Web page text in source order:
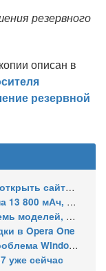
резервного
описан в
резервной
сертификатами
400 мАч на элемент
за 30 лет
в Opera One
как это проверить
уже сейчас